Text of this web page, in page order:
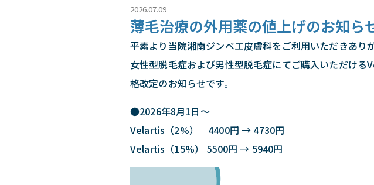
2026.07.09
薄毛治療の外用薬の値上げのお知ら
平素より当院湘南ジンベエ皮膚科をご利用いただきあり
女性型脱毛症および男性型脱毛症にてご購入いただけ
格改定のお知らせです。
●2026年8月1日～
Velartis（2%） 4400円 → 4730円
Velartis（15%） 5500円 → 5940円